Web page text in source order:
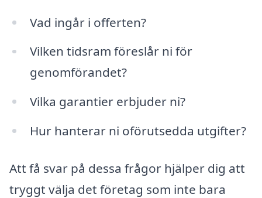
Vad ingår i offerten?
Vilken tidsram föreslår ni för
genomförandet?
Vilka garantier erbjuder ni?
Hur hanterar ni oförutsedda utgifter?
Att få svar på dessa frågor hjälper dig att
tryggt välja det företag som inte bara